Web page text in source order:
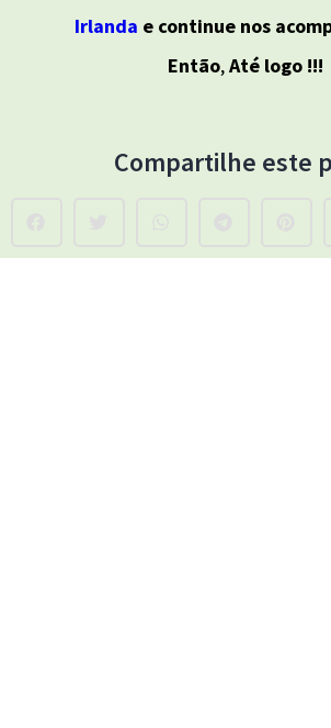
Irlanda e continue nos
Então,Até logo !!!
Compartilhe este